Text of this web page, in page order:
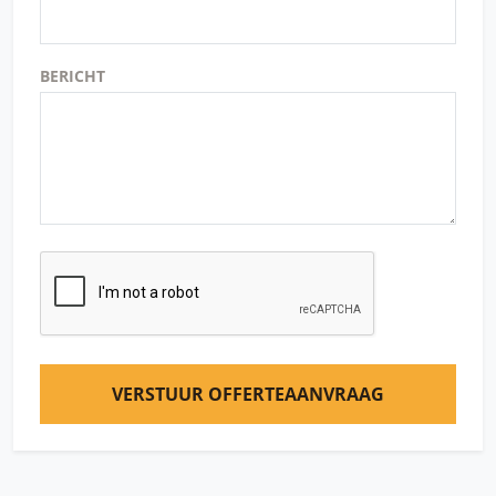
BERICHT
VERSTUUR OFFERTEAANVRAAG